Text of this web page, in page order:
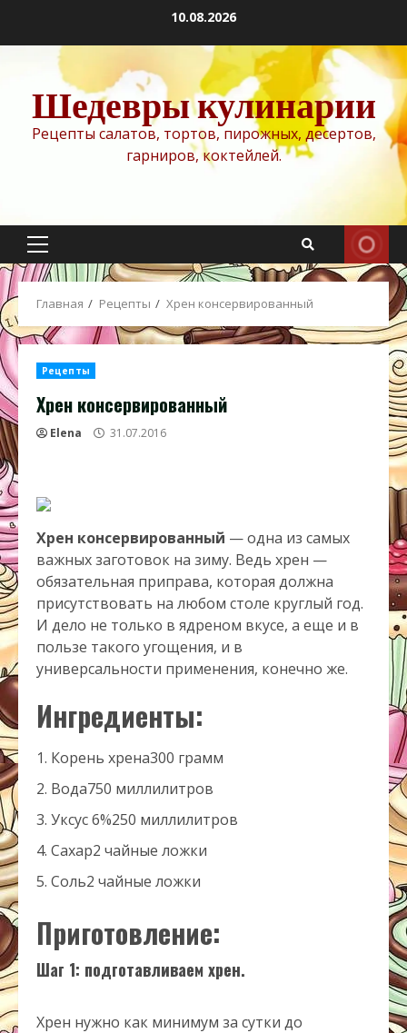
содержимому
10.08.2026
Шедевры кулинарии
Рецепты салатов, тортов, пирожных, десертов,
гарниров, коктейлей.
Основное
меню
Главная Рецепты Хрен консервированный
Рецепты
Хрен консервированный
Elena 31.07.2016
Хрен консервированный — одна из самых
важных заготовок на зиму. Ведь хрен —
обязательная приправа, которая должна
присутствовать на любом столе круглый год.
И дело не только в ядреном вкусе, а еще и в
пользе такого угощения, и в
универсальности применения, конечно же.
Ингредиенты:
Корень хрена300 грамм
Вода750 миллилитров
Уксус 6%250 миллилитров
Сахар2 чайные ложки
Соль2 чайные ложки
Приготовление:
Шаг 1: подготавливаем хрен.
Хрен нужно как минимум за сутки до